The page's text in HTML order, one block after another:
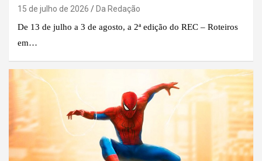
15 de julho de 2026
Da Redação
De 13 de julho a 3 de agosto, a 2ª edição do REC – Roteiros
em…